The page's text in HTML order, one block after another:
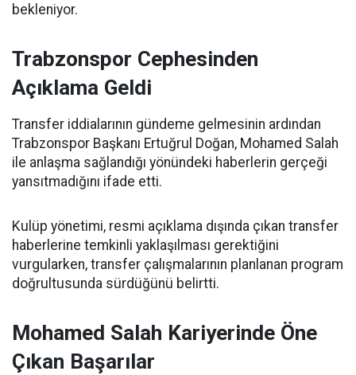
bekleniyor.
Trabzonspor Cephesinden
Açıklama Geldi
Transfer iddialarının gündeme gelmesinin ardından
Trabzonspor Başkanı Ertuğrul Doğan, Mohamed Salah
ile anlaşma sağlandığı yönündeki haberlerin gerçeği
yansıtmadığını ifade etti.
Kulüp yönetimi, resmi açıklama dışında çıkan transfer
haberlerine temkinli yaklaşılması gerektiğini
vurgularken, transfer çalışmalarının planlanan program
doğrultusunda sürdüğünü belirtti.
Mohamed Salah Kariyerinde Öne
Çıkan Başarılar